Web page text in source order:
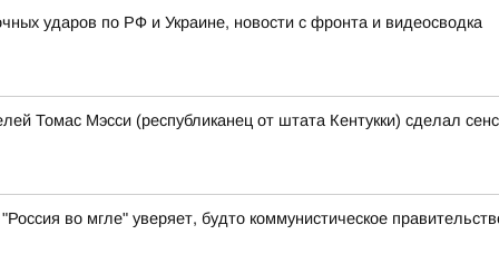
ударов по РФ и Украине, новости с фронта и видеосводка
Томас Мэсси (республиканец от штата Кентукки) сделал
во мгле" уверяет, будто коммунистическое